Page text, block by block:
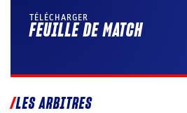
TÉLÉCHARGER
FEUILLE DE MATCH
LES ARBITRES